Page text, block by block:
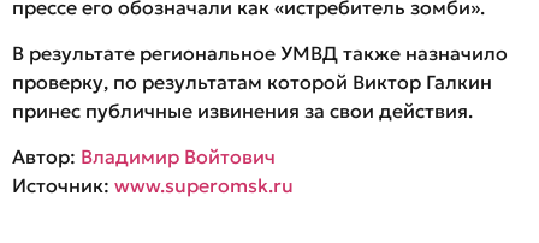
прессе его обозначали как «истребитель зомби».
В результате региональное УМВД также назначило
проверку, по результатам которой Виктор Галкин
принес публичные извинения за свои действия.
Автор: Владимир Войтович
Источник: www.superomsk.ru